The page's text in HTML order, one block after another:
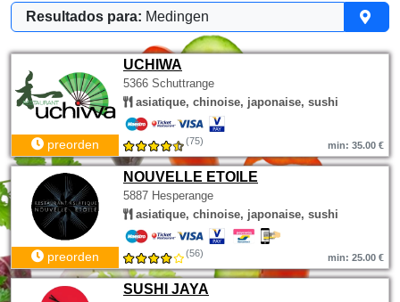
Resultados para: Medingen
UCHIWA
5366 Schuttrange
asiatique, chinoise, japonaise, sushi
preorden (75) min: 35.00 €
NOUVELLE ETOILE
5887 Hesperange
asiatique, chinoise, japonaise, sushi
preorden (56) min: 25.00 €
SUSHI JAYA